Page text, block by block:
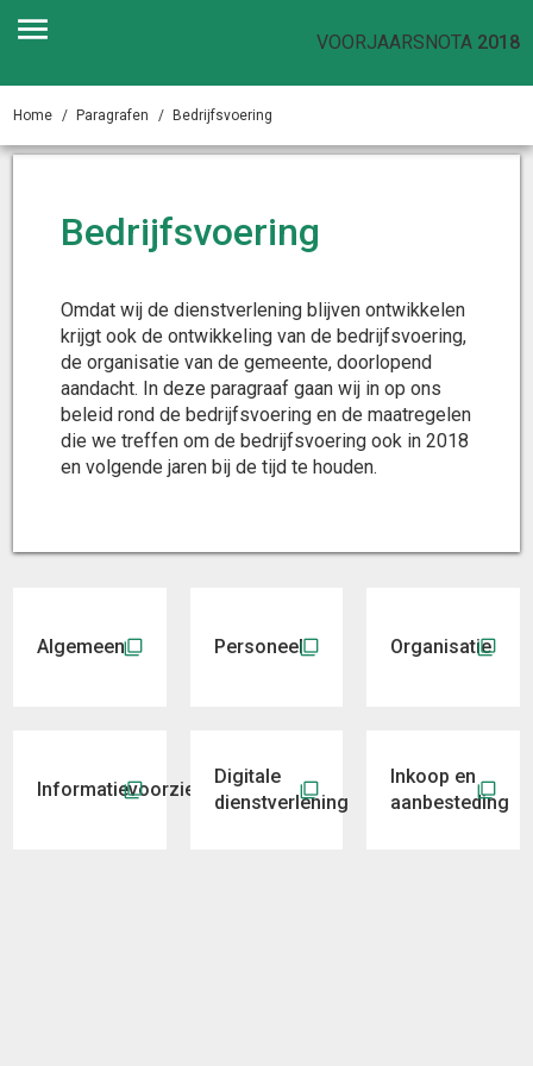
VOORJAARSNOTA 2018
Home Paragrafen Bedrijfsvoering
Bedrijfsvoering
Omdat wij de dienstverlening blijven ontwikkelen
krijgt ook de ontwikkeling van de bedrijfsvoering,
de organisatie van de gemeente, doorlopend
aandacht. In deze paragraaf gaan wij in op ons
beleid rond de bedrijfsvoering en de maatregelen
die we treffen om de bedrijfsvoering ook in 2018
en volgende jaren bij de tijd te houden.
Algemeen Personeel Organisatie
Informatievoorziening
Digitale
dienstverlening
Inkoop en
aanbesteding